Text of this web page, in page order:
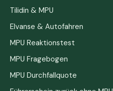
Tilidin & MPU
Elvanse & Autofahren
MPU Reaktionstest
MPU Fragebogen
MPU Durchfallquote